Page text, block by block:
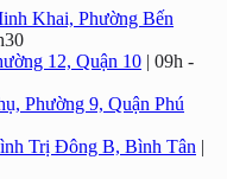
Khai, Phường Bến
12, Quận 10 | 09h -
Phường 9, Quận Phú
Trị Đông B, Bình Tân |